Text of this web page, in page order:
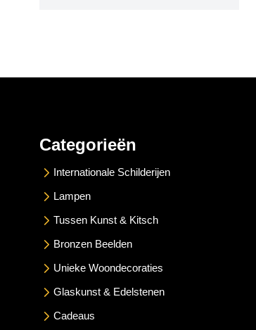
Categorieën
Internationale Schilderijen
Lampen
Tussen Kunst & Kitsch
Bronzen Beelden
Unieke Woondecoraties
Glaskunst & Edelstenen
Cadeaus